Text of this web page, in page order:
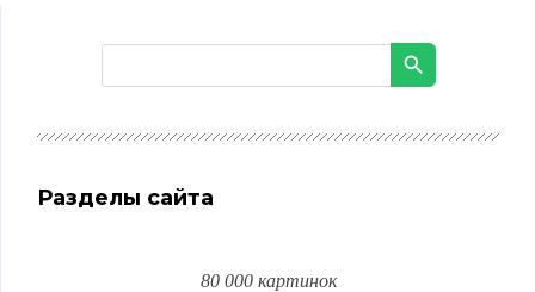
Разделы сайта
80 000 картинок